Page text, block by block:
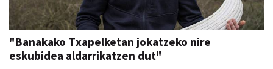
"Banakako Txapelketan jokatzeko nire
eskubidea aldarrikatzen dut"